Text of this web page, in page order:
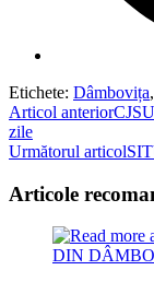
Etichete: Dâmbovița,
Read
more
Articol anterior
zile
Următorul articol
Articole